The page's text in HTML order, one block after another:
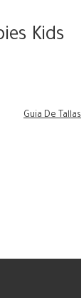
Kids
Guia De Tallas